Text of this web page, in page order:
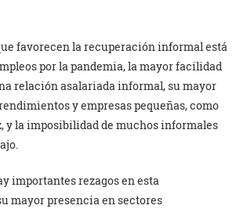
favorecen la recuperación informal está
por la pandemia, la mayor facilidad
relación asalariada informal, su mayor
y empresas pequeñas, como
y la imposibilidad de muchos informales
importantes rezagos en esta
mayor presencia en sectores